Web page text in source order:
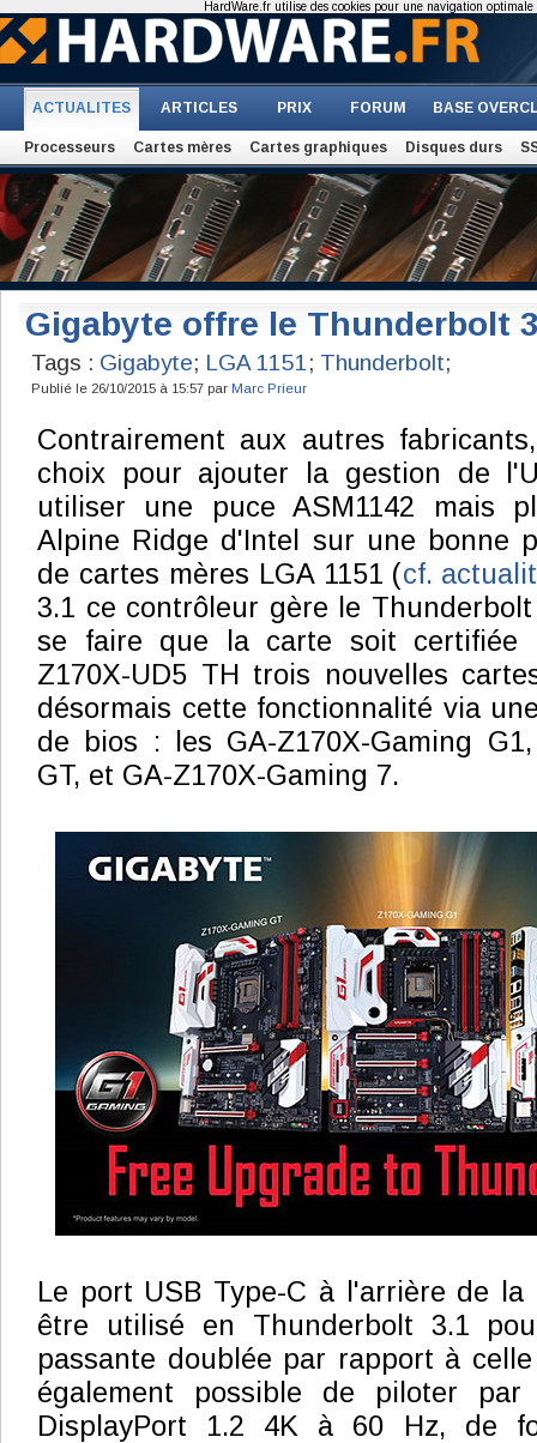
ACTUALITES ARTICLES PRIX FORUM BASE
Processeurs Cartes mères Cartes graphiques Disques durs
Gigabyte offre le Thunderbolt
Tags : Gigabyte; LGA 1151; Thunderbolt;
Publié le 26/10/2015 à 15:57 par Marc Prieur
Contrairement aux autres
choix pour ajouter la gestion de
utiliser une puce ASM1142 mais
Alpine Ridge d'Intel sur une bonne
de cartes mères LGA 1151 (cf.
3.1 ce contrôleur gère le
se faire que la carte soit certifiée
Z170X-UD5 TH trois nouvelles
désormais cette fonctionnalité via
de bios : les GA-Z170X-Gaming G1,
GT, et GA-Z170X-Gaming 7.
Le port USB Type-C à l'arrière de
être utilisé en Thunderbolt 3.1
passante doublée par rapport à
également possible de piloter
DisplayPort 1.2 4K à 60 Hz, de
HardWare.fr utilise des cookies pour une navigation